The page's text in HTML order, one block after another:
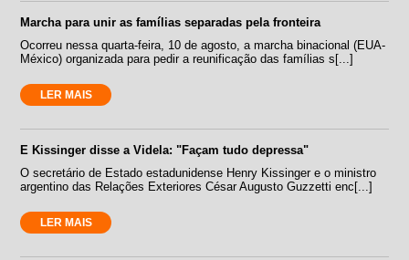
Marcha para unir as famílias separadas pela fronteira
Ocorreu nessa quarta-feira, 10 de agosto, a marcha binacional (EUA-
México) organizada para pedir a reunificação das famílias s[...]
LER MAIS
E Kissinger disse a Videla: "Façam tudo depressa"
O secretário de Estado estadunidense Henry Kissinger e o ministro
argentino das Relações Exteriores César Augusto Guzzetti enc[...]
LER MAIS